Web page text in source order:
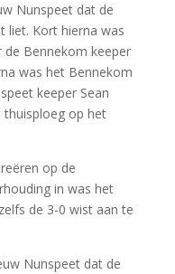
Nunspeet dat de
liet. Kort hierna was
Bennekom keeper
was het Bennekom
keeper Sean
op het
op de
in was het
de 3-0 wist aan te
Nunspeet dat de